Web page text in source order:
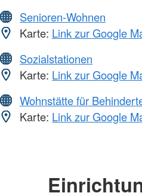
Senioren-Wohnen
Karte: Link zur Google
Sozialstationen
Karte: Link zur Google
Wohnstätte für
Karte: Link zur Google